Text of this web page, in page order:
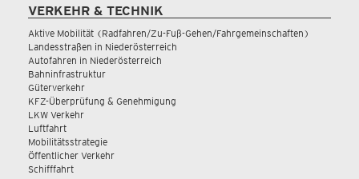
VERKEHR & TECHNIK
Aktive Mobilität (Radfahren/Zu-Fuß-Gehen/Fahrgemeinschaften)
Landesstraßen in Niederösterreich
Autofahren in Niederösterreich
Bahninfrastruktur
Güterverkehr
KFZ-Überprüfung & Genehmigung
LKW Verkehr
Luftfahrt
Mobilitätsstrategie
Öffentlicher Verkehr
Schifffahrt